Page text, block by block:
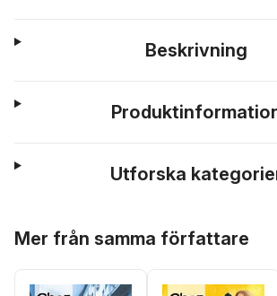
Beskrivning
Utforska
Mer från samma författare